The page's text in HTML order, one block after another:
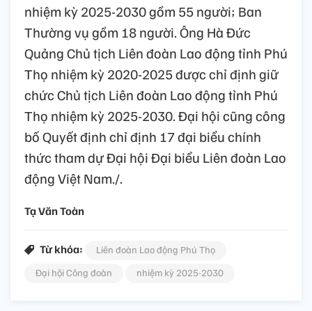
nhiệm kỳ 2025-2030 gồm 55 người; Ban
Thường vụ gồm 18 người. Ông Hà Đức
Quảng Chủ tịch Liên đoàn Lao động tỉnh Phú
Thọ nhiệm kỳ 2020-2025 được chỉ định giữ
chức Chủ tịch Liên đoàn Lao động tỉnh Phú
Thọ nhiệm kỳ 2025-2030. Đại hội cũng công
bố Quyết định chỉ định 17 đại biểu chính
thức tham dự Đại hội Đại biểu Liên đoàn Lao
động Việt Nam./.
Tạ Văn Toàn
Từ khóa:
Liên đoàn Lao động Phú Thọ
Đại hội Công đoàn
nhiệm kỳ 2025-2030